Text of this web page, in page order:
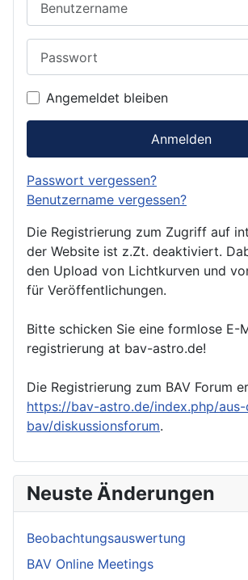
Angemeldet bleiben
Anmelden
Passwort vergessen?
Benutzername vergessen?
Die Registrierung zum Zugriff auf
der Website ist z.Zt. deaktiviert.
den Upload von Lichtkurven und
für Veröffentlichungen.
Bitte schicken Sie eine formlose E-
registrierung at bav-astro.de!
Die Registrierung zum BAV Forum
https://bav-astro.de/index.php/
bav/diskussionsforum.
Neuste Änderungen
Beobachtungsauswertung
BAV Online Meetings